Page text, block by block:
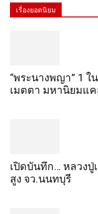
เรื่องยอดนิยม
“พระ​นาง​พญา” 1
เมตตา​ มหา​นิยม​แ
เปิดบันทึก… หลวง
สูง​ จว.นนทบุรี